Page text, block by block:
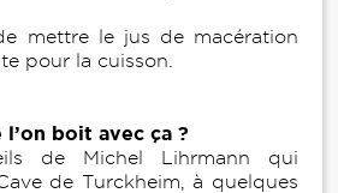
mettre le jus de macération
pour la cuisson.
l’on boit avec ça ?
de Michel Lihrmann qui
de Turckheim, à quelques